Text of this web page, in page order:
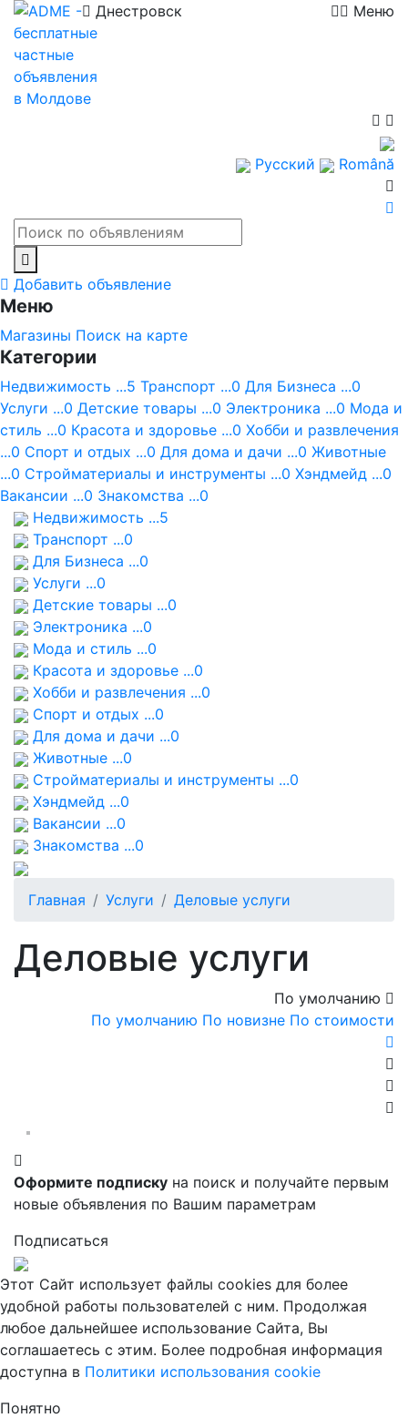
Днестровск Меню
Русский Română
Добавить объявление
Меню
Магазины Поиск на карте
Категории
Недвижимость ...5 Транспорт ...0 Для Бизнеса ...0
Услуги ...0 Детские товары ...0 Электроника ...0 Мода и
стиль ...0 Красота и здоровье ...0 Хобби и развлечения
...0 Спорт и отдых ...0 Для дома и дачи ...0 Животные
...0 Стройматериалы и инструменты ...0 Хэндмейд ...0
Вакансии ...0 Знакомства ...0
Недвижимость ...5
Транспорт ...0
Для Бизнеса ...0
Услуги ...0
Детские товары ...0
Электроника ...0
Мода и стиль ...0
Красота и здоровье ...0
Хобби и развлечения ...0
Спорт и отдых ...0
Для дома и дачи ...0
Животные ...0
Стройматериалы и инструменты ...0
Хэндмейд ...0
Вакансии ...0
Знакомства ...0
Главная Услуги Деловые услуги
Деловые услуги
По умолчанию
По умолчанию По новизне По стоимости
Оформите подписку на поиск и получайте первым
новые объявления по Вашим параметрам
Подписаться
Этот Сайт использует файлы cookies для более
удобной работы пользователей с ним. Продолжая
любое дальнейшее использование Сайта, Вы
соглашаетесь с этим. Более подробная информация
доступна в Политики использования cookie
Понятно